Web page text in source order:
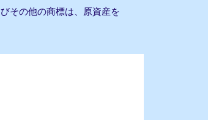
その他の商標は、原資産を